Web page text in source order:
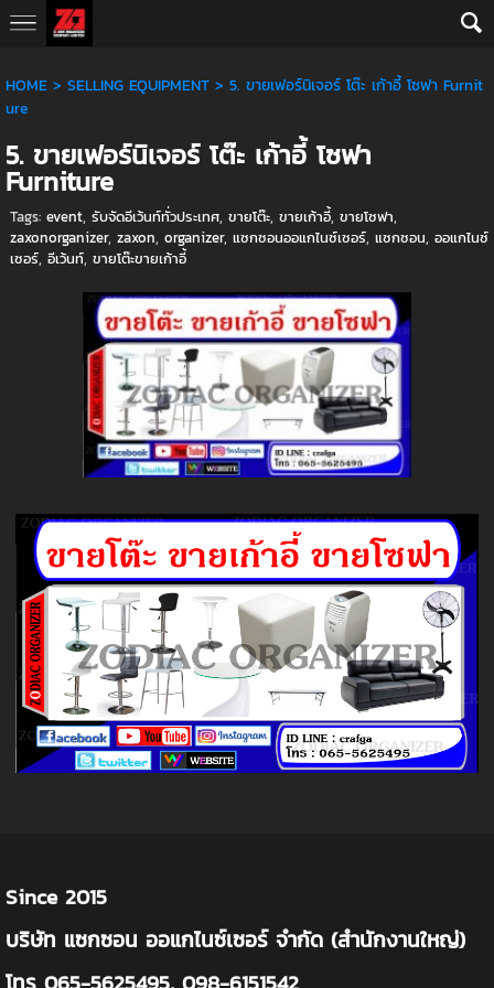
AW-10793652377
HOME> SELLING EQUIPMENT> 5. ขายเฟอร์นิเจอร์ โต๊ะ เก้าอี้ โซฟา Furnit
ure
5. ขายเฟอร์นิเจอร์ โต๊ะ เก้าอี้ โซฟา
Furniture
Tags: event, รับจัดอีเว้นท์ทั่วประเทศ, ขายโต๊ะ, ขายเก้าอี้, ขายโซฟา,
zaxonorganizer, zaxon, organizer, แซกซอนออแกไนซ์เซอร์, แซกซอน, ออแกไนซ์
เซอร์, อีเว้นท์, ขายโต๊ะขายเก้าอี้
Since 2015
บริษัท แซกซอน ออแกไนซ์เซอร์ จำกัด (สำนักงานใหญ่)